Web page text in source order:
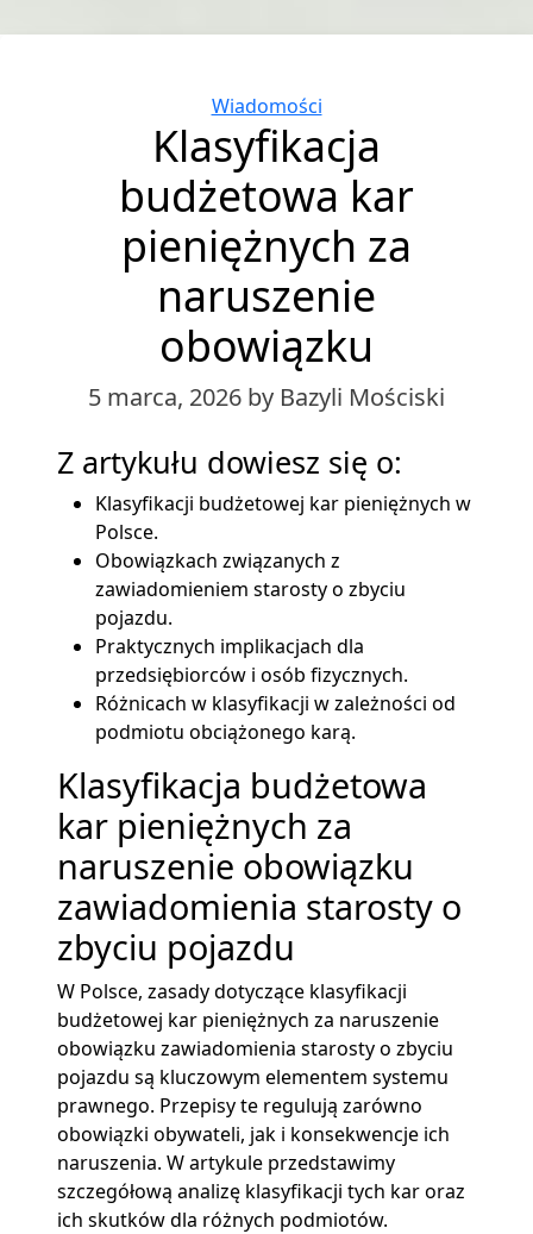
Categories
Wiadomości
Klasyfikacja
budżetowa kar
pieniężnych za
naruszenie
obowiązku
5 marca, 2026 by Bazyli Mościski
Z artykułu dowiesz się o:
Klasyfikacji budżetowej kar pieniężnych w
Polsce.
Obowiązkach związanych z
zawiadomieniem starosty o zbyciu
pojazdu.
Praktycznych implikacjach dla
przedsiębiorców i osób fizycznych.
Różnicach w klasyfikacji w zależności od
podmiotu obciążonego karą.
Klasyfikacja budżetowa
kar pieniężnych za
naruszenie obowiązku
zawiadomienia starosty o
zbyciu pojazdu
W Polsce, zasady dotyczące klasyfikacji
budżetowej kar pieniężnych za naruszenie
obowiązku zawiadomienia starosty o zbyciu
pojazdu są kluczowym elementem systemu
prawnego. Przepisy te regulują zarówno
obowiązki obywateli, jak i konsekwencje ich
naruszenia. W artykule przedstawimy
szczegółową analizę klasyfikacji tych kar oraz
ich skutków dla różnych podmiotów.